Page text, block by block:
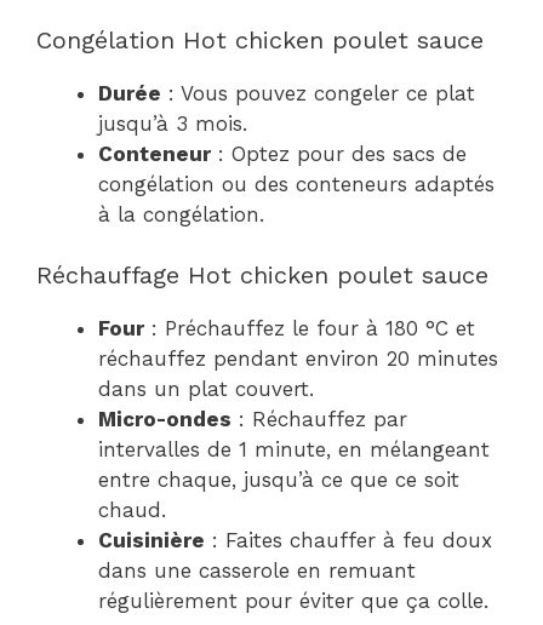
Congélation Hot chicken poulet sauce
Durée : Vous pouvez congeler ce plat
jusqu’à 3 mois.
Conteneur: Optez pour des sacs de
congélation ou des conteneurs adaptés
à la congélation.
Réchauffage Hot chicken poulet sauce
Four: Préchauffez le four à 180 °C et
réchauffez pendant environ 20 minutes
dans un plat couvert.
Micro-ondes : Réchauffez par
intervalles de 1 minute, en mélangeant
entre chaque, jusqu’à ce que ce soit
chaud.
Cuisinière : Faites chauffer à feu doux
dans une casserole en remuant
régulièrement pour éviter que ça colle.